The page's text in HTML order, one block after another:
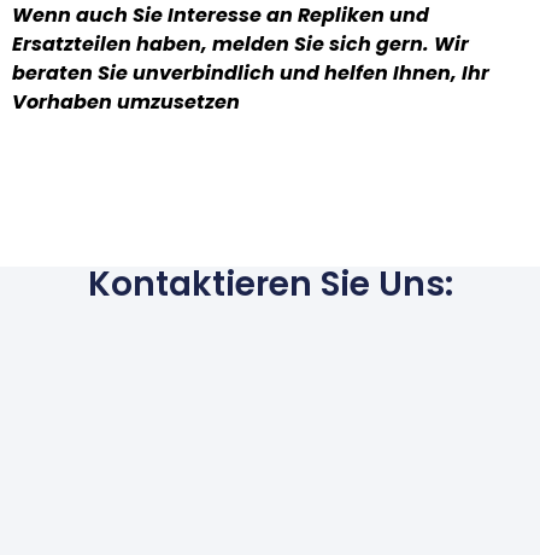
Wenn auch Sie Interesse an Repliken und
Ersatzteilen haben, melden Sie sich gern. Wir
beraten Sie unverbindlich und helfen Ihnen, Ihr
Vorhaben umzusetzen
Kontaktieren Sie Uns: